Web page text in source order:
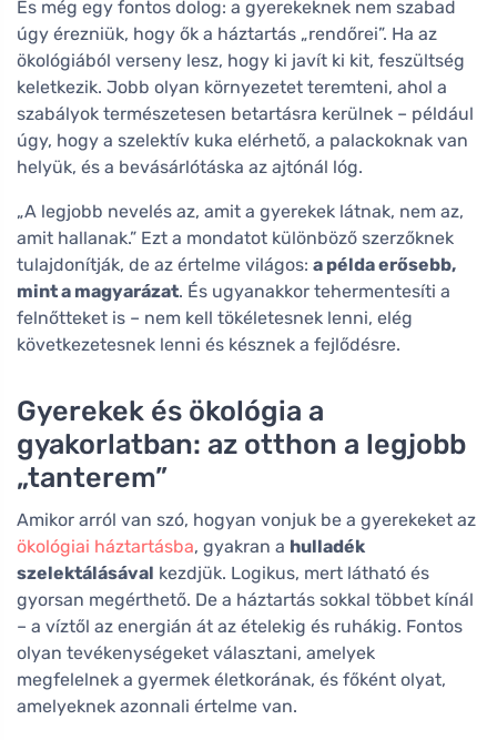
És még egy fontos dolog: a gyerekeknek nem szabad
úgy érezniük, hogy ők a háztartás „rendőrei”. Ha az
ökológiából verseny lesz, hogy ki javít ki kit, feszültség
keletkezik. Jobb olyan környezetet teremteni, ahol a
szabályok természetesen betartásra kerülnek – például
úgy, hogy a szelektív kuka elérhető, a palackoknak van
helyük, és a bevásárlótáska az ajtónál lóg.
„A legjobb nevelés az, amit a gyerekek látnak, nem az,
amit hallanak.” Ezt a mondatot különböző szerzőknek
tulajdonítják, de az értelme világos: a példa erősebb,
mint a magyarázat. És ugyanakkor tehermentesíti a
felnőtteket is – nem kell tökéletesnek lenni, elég
következetesnek lenni és késznek a fejlődésre.
Gyerekek és ökológia a
gyakorlatban: az otthon a legjobb
„tanterem”
Amikor arról van szó, hogyan vonjuk be a gyerekeket az
ökológiai háztartásba, gyakran a hulladék
szelektálásával kezdjük. Logikus, mert látható és
gyorsan megérthető. De a háztartás sokkal többet kínál
– a víztől az energián át az ételekig és ruhákig. Fontos
olyan tevékenységeket választani, amelyek
megfelelnek a gyermek életkorának, és főként olyat,
amelyeknek azonnali értelme van.